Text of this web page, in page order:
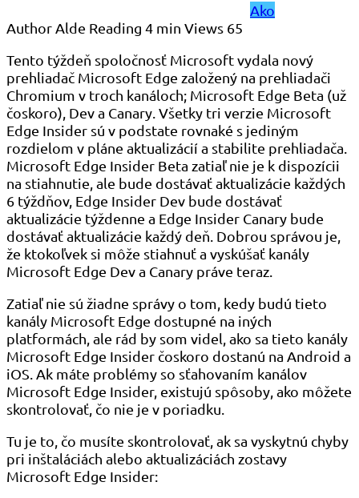
Ako
Author Alde Reading 4 min Views 65
Tento týždeň spoločnosť Microsoft vydala nový
prehliadač Microsoft Edge založený na prehliadači
Chromium v ​​troch kanáloch; Microsoft Edge Beta (už
čoskoro), Dev a Canary. Všetky tri verzie Microsoft
Edge Insider sú v podstate rovnaké s jediným
rozdielom v pláne aktualizácií a stabilite prehliadača.
Microsoft Edge Insider Beta zatiaľ nie je k dispozícii
na stiahnutie, ale bude dostávať aktualizácie každých
6 týždňov, Edge Insider Dev bude dostávať
aktualizácie týždenne a Edge Insider Canary bude
dostávať aktualizácie každý deň. Dobrou správou je,
že ktokoľvek si môže stiahnuť a vyskúšať kanály
Microsoft Edge Dev a Canary práve teraz.
Zatiaľ nie sú žiadne správy o tom, kedy budú tieto
kanály Microsoft Edge dostupné na iných
platformách, ale rád by som videl, ako sa tieto kanály
Microsoft Edge Insider čoskoro dostanú na Android a
iOS. Ak máte problémy so sťahovaním kanálov
Microsoft Edge Insider, existujú spôsoby, ako môžete
skontrolovať, čo nie je v poriadku.
Tu je to, čo musíte skontrolovať, ak sa vyskytnú chyby
pri inštaláciách alebo aktualizáciách zostavy
Microsoft Edge Insider: